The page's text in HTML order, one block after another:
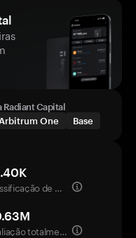
Radiant Capital
One Base
Classificação de mercado
Avaliação totalmente diluída